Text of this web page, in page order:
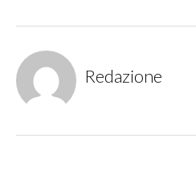
Redazione